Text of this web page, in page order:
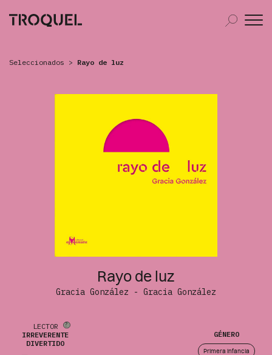
Seleccionados > Rayo de luz
Rayo de luz
Gracia González - Gracia González
LECTOR
IRREVERENTE
DIVERTIDO
GÉNERO
Primera infancia